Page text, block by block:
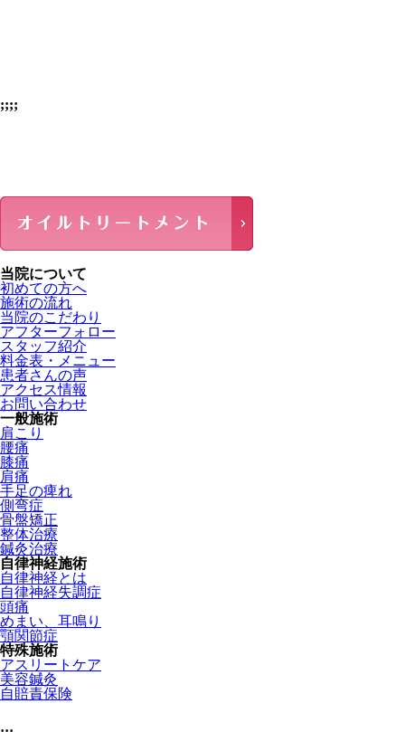
;;;;
当院について
初めての方へ
施術の流れ
当院のこだわり
アフターフォロー
スタッフ紹介
料金表・メニュー
患者さんの声
アクセス情報
お問い合わせ
一般施術
肩こり
腰痛
膝痛
肩痛
手足の痺れ
側弯症
骨盤矯正
整体治療
鍼灸治療
自律神経施術
自律神経とは
自律神経失調症
頭痛
めまい、耳鳴り
顎関節症
特殊施術
アスリートケア
美容鍼灸
自賠責保険